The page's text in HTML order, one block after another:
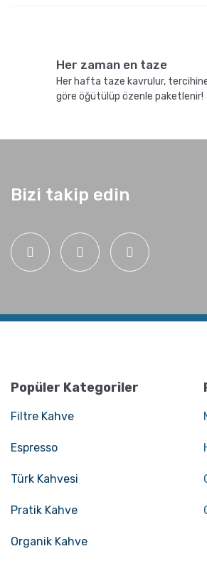
Her zaman en taze
Her hafta taze kavrulur,
göre öğütülüp özenle paketlenir!
Bizi takip edin
Popüler Kategoriler
Filtre Kahve
Espresso
Türk Kahvesi
Pratik Kahve
Organik Kahve